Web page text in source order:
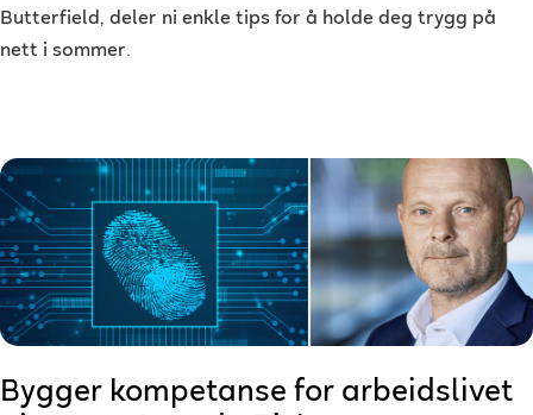
Butterfield, deler ni enkle tips for å holde deg trygg på
nett i sommer.
Bygger kompetanse for arbeidslivet